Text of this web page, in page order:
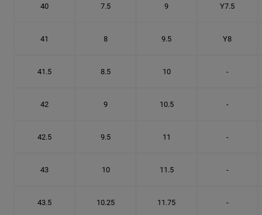
40 7.5 9 Y7.5
41 8 9.5 Y8
41.5 8.5 10 -
42 9 10.5 -
42.5 9.5 11 -
43 10 11.5 -
43.5 10.25 11.75 -